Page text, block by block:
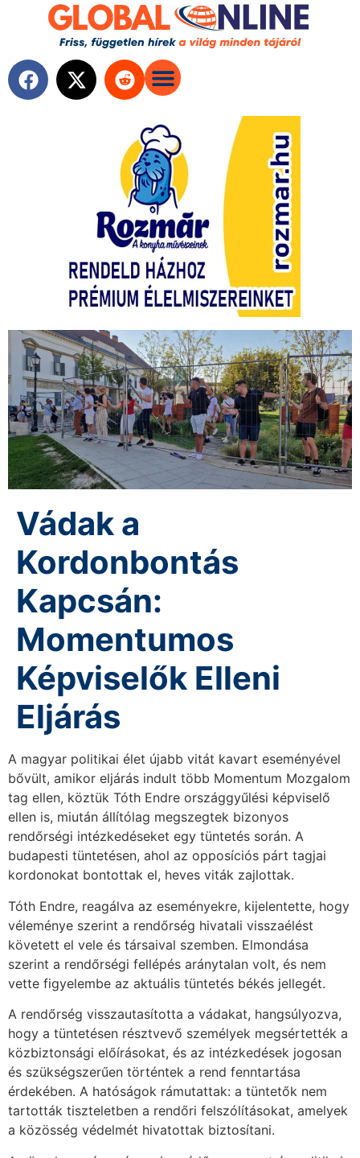
Vádak a
Kordonbontás
Kapcsán:
Momentumos
Képviselők Elleni
Eljárás
A magyar politikai élet újabb vitát kavart eseményével
bővült, amikor eljárás indult több Momentum Mozgalom
tag ellen, köztük Tóth Endre országgyűlési képviselő
ellen is, miután állítólag megszegtek bizonyos
rendőrségi intézkedéseket egy tüntetés során. A
budapesti tüntetésen, ahol az opposíciós párt tagjai
kordonokat bontottak el, heves viták zajlottak.
Tóth Endre, reagálva az eseményekre, kijelentette, hogy
véleménye szerint a rendőrség hivatali visszaélést
követett el vele és társaival szemben. Elmondása
szerint a rendőrségi fellépés aránytalan volt, és nem
vette figyelembe az aktuális tüntetés békés jellegét.
A rendőrség visszautasította a vádakat, hangsúlyozva,
hogy a tüntetésen résztvevő személyek megsértették a
közbiztonsági előírásokat, és az intézkedések jogosan
és szükségszerűen történtek a rend fenntartása
érdekében. A hatóságok rámutattak: a tüntetők nem
tartották tiszteletben a rendőri felszólításokat, amelyek
a közösség védelmét hivatottak biztosítani.